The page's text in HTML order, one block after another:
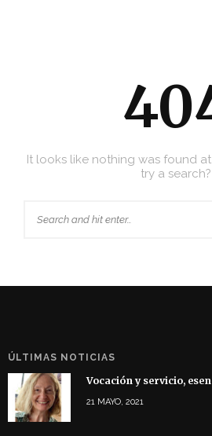
It looks like nothing was found
try a search?
ÚLTIMAS NOTICIAS
Vocación y servicio,
21 MAYO, 2021